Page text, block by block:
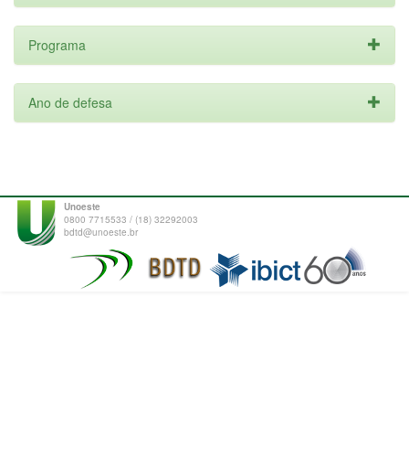
Programa
Ano de defesa
Unoeste
0800 7715533 / (18) 32292003
bdtd@unoeste.br